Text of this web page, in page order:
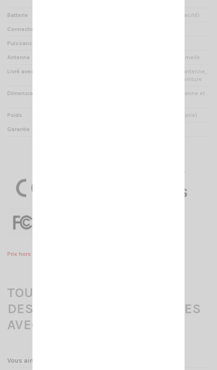
Batterie Li-ion 1500 mAh (grande capacité)
Connectique
Puissance de sortie audio
Antenne 15 cm / connectique SMA-Femelle
Livré avec
Chargeur de table, batterie, antenne,
dragonne tour de cou, clip ceinture
Dimensions
260 x 60 x 35 mm (avec antenne et
Poids 208 gr (avec antenne et batterie)
Garantie
Prix hors programmation.
TOUS LES ACCESSOIRES CI-
DESSOUS SONT COMPATIBLES
AVEC LE CRT 7WP
Vous aimerez aussi